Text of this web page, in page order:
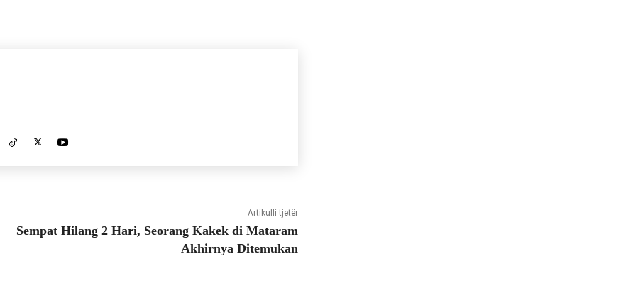
Artikulli tjetër
Sempat Hilang 2 Hari, Seorang Kakek di Mataram
Akhirnya Ditemukan